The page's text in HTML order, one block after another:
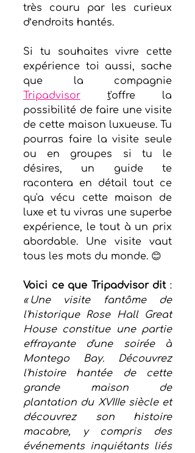
très couru par les curieux
d’endroits hantés.
Si tu souhaites vivre cette
expérience toi aussi, sache
Tripadvisor
t'offre la
possibilité de faire une visite
de cette maison luxueuse. Tu
pourras faire la visite seule
ou en groupes si tu le
désires, un guide te
racontera en détail tout ce
qu'a vécu cette maison de
luxe et tu vivras une superbe
expérience, le tout à un prix
abordable. Une visite vaut
tous les mots du monde. 😊
Voici ce que Tripadvisor dit
« Une visite fantôme de
l'historique Rose Hall Great
House constitue une partie
effrayante d'une soirée à
Montego Bay. Découvrez
l'histoire hantée de cette
grande maison de
plantation du XVIIIe siècle et
découvrez son histoire
macabre, y compris des
événements inquiétants liés